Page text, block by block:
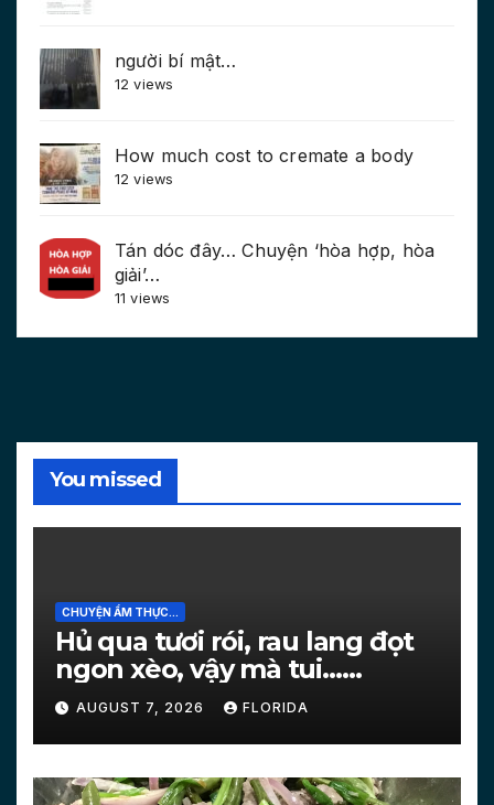
người bí mật…
12 views
How much cost to cremate a body
12 views
Tán dóc đây… Chuyện ‘hòa hợp, hòa
giải’…
11 views
You missed
CHUYỆN ẨM THỰC...
Hủ qua tươi rói, rau lang đọt
ngon xèo, vậy mà tui…
[PICTURES]
AUGUST 7, 2026 FLORIDA